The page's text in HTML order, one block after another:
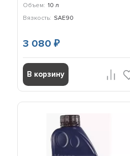
Объем: 10 л
Вязкость: SAE90
3 080₽
В корзину